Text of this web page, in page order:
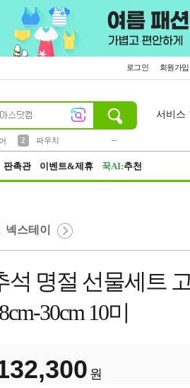
로그인 회원가입
2
파우치
서비스
판촉관 이벤트&제휴 꾹AI:추천
넥스테이
석 명절 선물세트
30cm 10미
원